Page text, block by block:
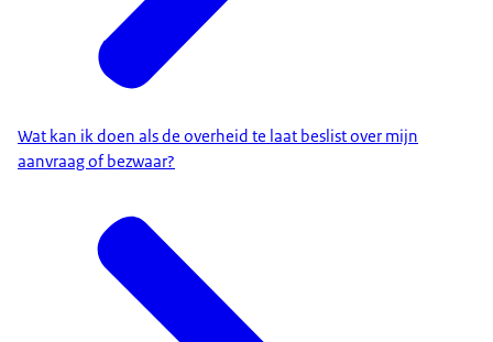
Wat kan ik doen als de overheid te laat beslist over mijn
aanvraag of bezwaar?